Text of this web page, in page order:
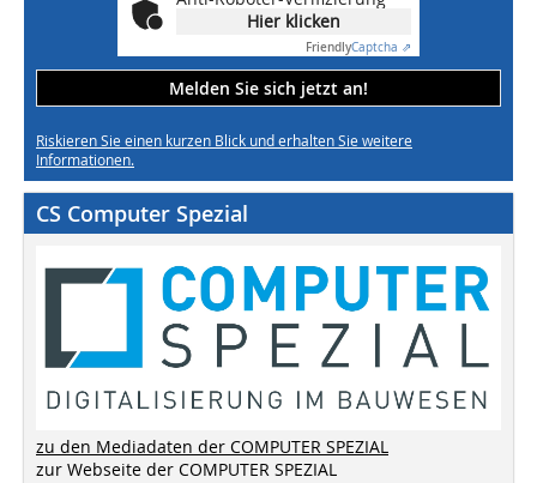
Hier klicken
FriendlyCaptcha ⇗
Melden Sie sich jetzt an!
Riskieren Sie einen kurzen Blick und erhalten Sie weitere
Informationen.
CS Computer Spezial
zu den Mediadaten der COMPUTER SPEZIAL
zur Webseite der COMPUTER SPEZIAL